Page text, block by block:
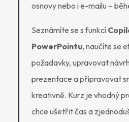
osnovy nebo i e-mailu –
Seznámíte se s funkcí
PowerPointu, naučíte se
požadavky, upravovat
prezentace a připravovat
kreativně. Kurz je vhodný
chce ušetřit čas a